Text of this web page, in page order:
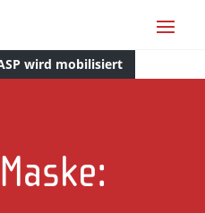
wird mobilisiert